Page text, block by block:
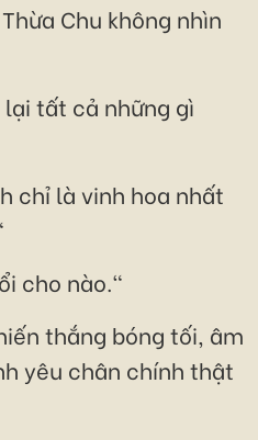
Chu không nhìn
tất cả những gì
chỉ là vinh hoa nhất
cho nào."
thắng bóng tối, âm
yêu chân chính thật